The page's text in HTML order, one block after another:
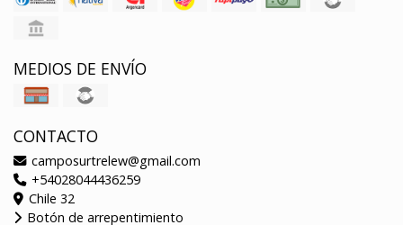
MEDIOS DE ENVÍO
CONTACTO
camposurtrelew@gmail.com
+54028044436259
Chile 32
Botón de arrepentimiento